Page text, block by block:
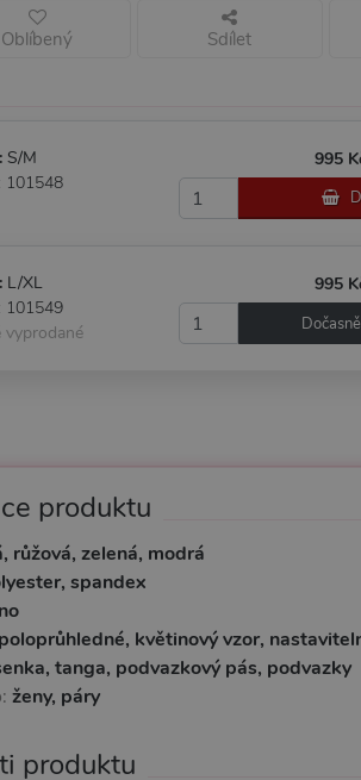
Oblíbený Sdílet
S/M
101548
995
L/XL
101549
vyprodané
995
produktu
růžová, zelená, modrá
spandex
poloprůhledné, květinový vzor,
tanga, podvazkový pás, podvazky
ženy, páry
produktu